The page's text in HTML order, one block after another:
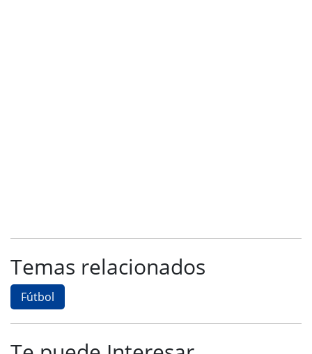
Temas relacionados
Fútbol